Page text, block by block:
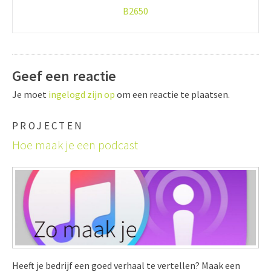
B2650
Geef een reactie
Je moet ingelogd zijn op om een reactie te plaatsen.
PROJECTEN
Hoe maak je een podcast
Heeft je bedrijf een goed verhaal te vertellen? Maak een